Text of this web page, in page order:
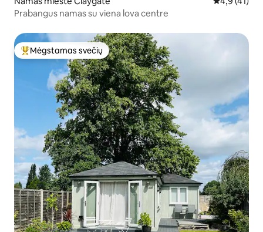
Prabangus namas su viena lova centre
Svečių mėgstamiausias
Mėgstamas svečių